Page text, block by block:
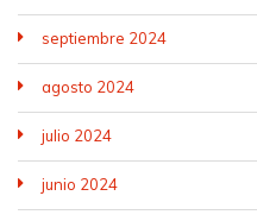
septiembre 2024
agosto 2024
julio 2024
junio 2024